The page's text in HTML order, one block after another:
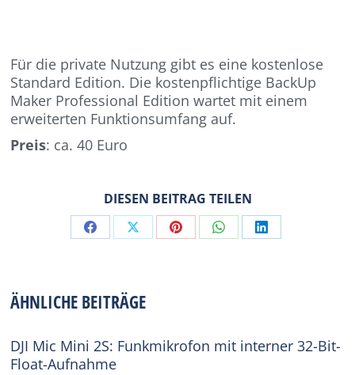
Für die private Nutzung gibt es eine kostenlose
Standard Edition. Die kostenpflichtige BackUp
Maker Professional Edition wartet mit einem
erweiterten Funktionsumfang auf.
Preis: ca. 40 Euro
DIESEN BEITRAG TEILEN
Share Share Share Share Share
ÄHNLICHE BEITRÄGE
DJI Mic Mini 2S: Funkmikrofon mit interner 32-Bit-
Float-Aufnahme